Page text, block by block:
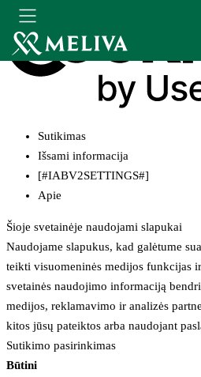
Sutikimas
Išsami informacija
[#IABV2SETTINGS#]
Apie
Šioje svetainėje naudojami slapukai
Naudojame slapukus, kad galėtume
teikti visuomeninės medijos funkcijas
svetainės naudojimo informaciją
medijos, reklamavimo ir analizės
kitos jūsų pateiktos arba naudojant
Sutikimo pasirinkimas
Būtini